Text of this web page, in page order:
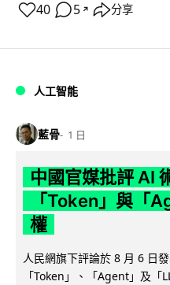
40 5 ↗ 分享
人工智能
藍骨 1 日
中國官媒批評 AI
「Token」與「
權
人民網旗下評論於 8 月 6 日
「Token」、「Agent」及「